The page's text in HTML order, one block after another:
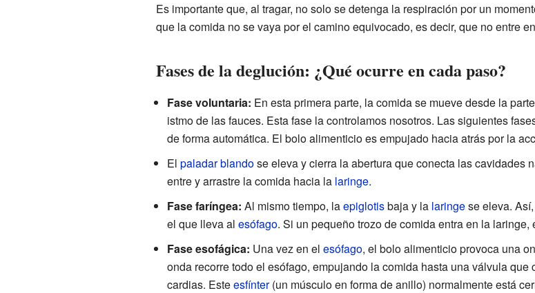
Es importante que, al tragar, no solo se detenga la respiración por un
que la comida no se vaya por el camino equivocado, es decir, que no entre
Fases de la deglución: ¿Qué ocurre en cada paso?
Fase voluntaria: En esta primera parte, la comida se mueve desde la
istmo de las fauces. Esta fase la controlamos nosotros. Las siguientes
de forma automática. El bolo alimenticio es empujado hacia atrás por la
El paladar blandose eleva y cierra la abertura que conecta las cavidades
entre y arrastre la comida hacia la laringe.
Fase faríngea: Al mismo tiempo, laepiglotisbaja y la laringese eleva.
el que lleva al esófago. Si un pequeño trozo de comida entra en la
Fase esofágica: Una vez en el esófago, el bolo alimenticio provoca una
onda recorre todo el esófago, empujando la comida hasta una válvula que
cardias. Esteesfínter(un músculo en forma de anillo) normalmente está